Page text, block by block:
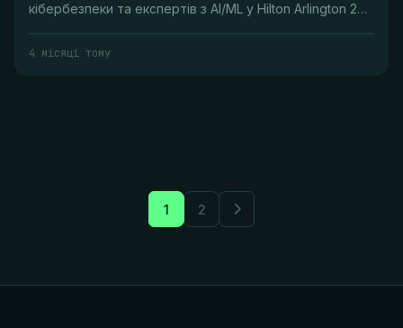
кібербезпеки та експертів з AI/ML у Hilton Arlington 20-
21 квітня, з т...
4 місяці тому
1 2